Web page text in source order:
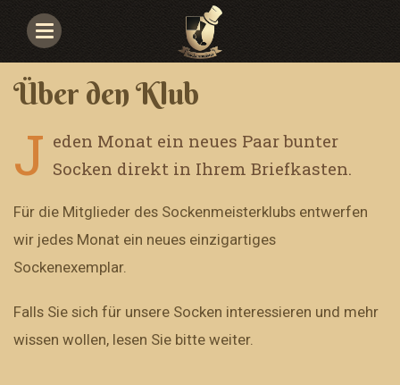
Navigace
Über den Klub
J eden Monat ein neues Paar bunter
Socken direkt in Ihrem Briefkasten.
Für die Mitglieder des Sockenmeisterklubs entwerfen
wir jedes Monat ein neues einzigartiges
Sockenexemplar.
Falls Sie sich für unsere Socken interessieren und mehr
wissen wollen, lesen Sie bitte weiter.